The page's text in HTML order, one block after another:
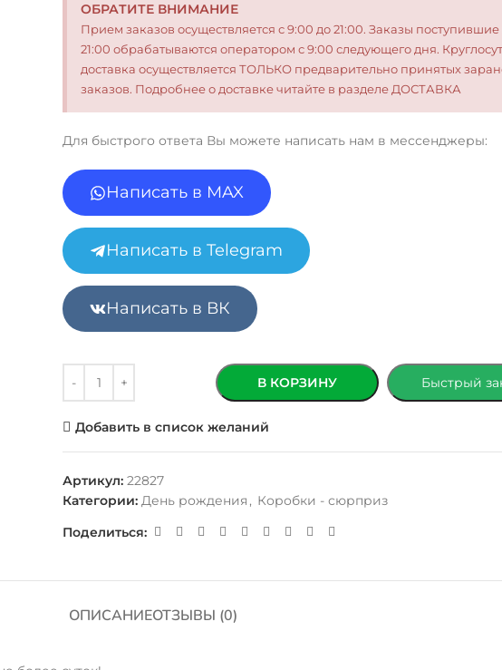
ОБРАТИТЕ ВНИМАНИЕ
Прием заказов осуществляется с 9:00 до 21:00. Заказы поступившие
21:00 обрабатываются оператором с 9:00 следующего дня.
доставка осуществляется ТОЛЬКО предварительно принятых
заказов. Подробнее о доставке читайте в разделе ДОСТАВКА
Для быстрого ответа Вы можете написать нам в мессенджеры:
Написать в MAX
Написать в Telegram
Написать в ВК
В КОРЗИНУ Быстрый
Добавить в список желаний
Артикул:22827
Категории: День рождения , Коробки - сюрприз
Поделиться:
ОПИСАНИЕОТЗЫВЫ (0)